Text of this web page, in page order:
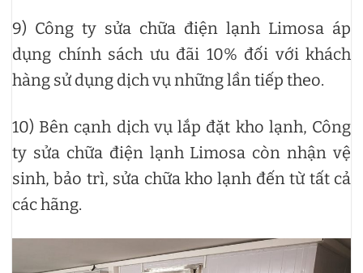
9) Công ty sửa chữa điện lạnh Limosa áp
dụng chính sách ưu đãi 10% đối với khách
hàng sử dụng dịch vụ những lần tiếp theo.
10) Bên cạnh dịch vụ lắp đặt kho lạnh, Công
ty sửa chữa điện lạnh Limosa còn nhận vệ
sinh, bảo trì, sửa chữa kho lạnh đến từ tất cả
các hãng.